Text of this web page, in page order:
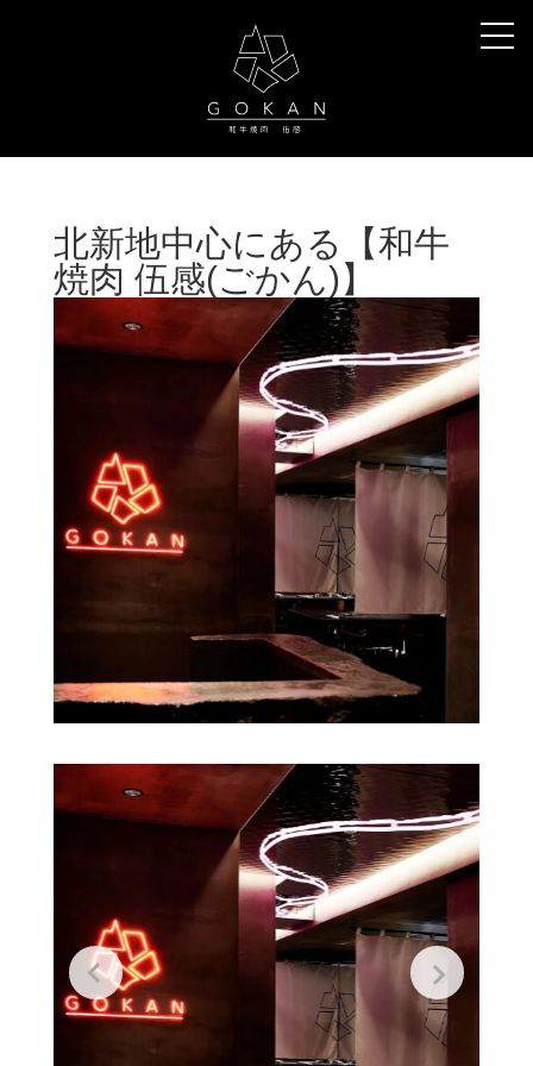
北新地中心にある【和牛
焼肉 伍感(ごかん)】